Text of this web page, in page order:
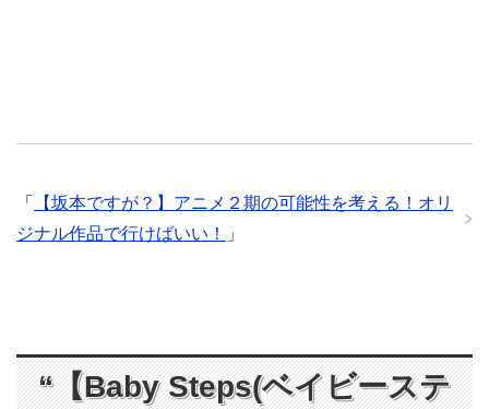
「
【坂本ですが？】アニメ２期の可能性を考える！オリ
ジナル作品で行けばいい！
」
“【Baby Steps(ベイビーステ